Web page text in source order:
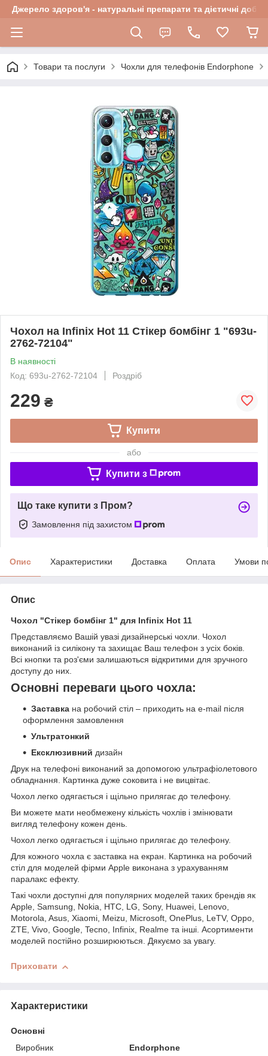
Джерело здоров'я - натуральні препарати та дієтичні
Товари та послуги Чохли для телефонів Endorphone
Чохол на Infinix Hot 11 Стікер бомбінг 1 "693u-
2762-72104"
В наявності
Код: 693u-2762-72104
Роздріб
229 ₴
Купити
або
Купити з
Що таке купити з Пром?
Замовлення під захистом
Опис Характеристики Доставка Оплата Умови
Опис
Чохол "Стікер бомбінг 1" для Infinix Hot 11
Представляємо Вашій увазі дизайнерські чохли. Чохол
виконаний із силікону та захищає Ваш телефон з усіх боків.
Всі кнопки та роз'єми залишаються відкритими для зручного
доступу до них.
Основні переваги цього чохла:
Заставка на робочий стіл – приходить на e-mail після
оформлення замовлення
Ультратонкий
Ексклюзивний дизайн
Друк на телефоні виконаний за допомогою ультрафіолетового
обладнання. Картинка дуже соковита і не вицвітає.
Чохол легко одягається і щільно прилягає до телефону.
Ви можете мати необмежену кількість чохлів і змінювати
вигляд телефону кожен день.
Чохол легко одягається і щільно прилягає до телефону.
Для кожного чохла є заставка на екран. Картинка на робочий
стіл для моделей фірми Apple виконана з урахуванням
паралакс ефекту.
Такі чохли доступні для популярних моделей таких брендів як
Apple, Samsung, Nokia, HTC, LG, Sony, Huawei, Lenovo,
Motorola, Asus, Xiaomi, Meizu, Microsoft, OnePlus, LeTV, Oppo,
ZTE, Vivo, Google, Tecno, Infinix, Realme та інші. Асортименти
моделей постійно розширюються. Дякуємо за увагу.
Приховати
Характеристики
Основні
Виробник
Endorphone